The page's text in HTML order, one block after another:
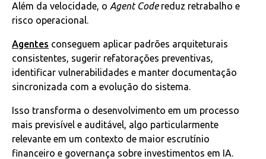
Além da velocidade, o Agent Codereduz retrabalho e
risco operacional.
Agentes conseguem aplicar padrões arquiteturais
consistentes, sugerir refatorações preventivas,
identificar vulnerabilidades e manter documentação
sincronizada com a evolução do sistema.
Isso transforma o desenvolvimento em um processo
mais previsível e auditável, algo particularmente
relevante em um contexto de maior escrutínio
financeiro e governança sobre investimentos em IA.